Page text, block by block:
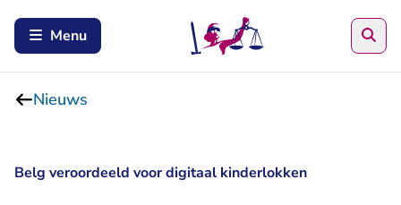
Menu
Nieuws
Belg veroordeeld voor digitaal kinderlokken